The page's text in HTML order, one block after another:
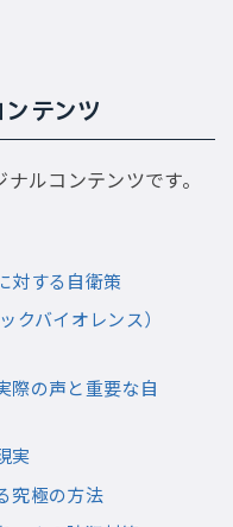
テンツ
ルコンテンツです。
対する自衛策
クバイオレンス）
際の声と重要な自
実
究極の方法